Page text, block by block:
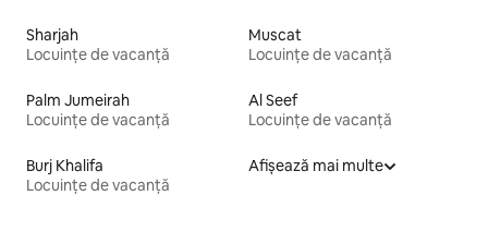
Sharjah
Locuințe de vacanță
Muscat
Locuințe de vacanță
Palm Jumeirah
Locuințe de vacanță
Al Seef
Locuințe de vacanță
Burj Khalifa
Locuințe de vacanță
Afișează mai multe